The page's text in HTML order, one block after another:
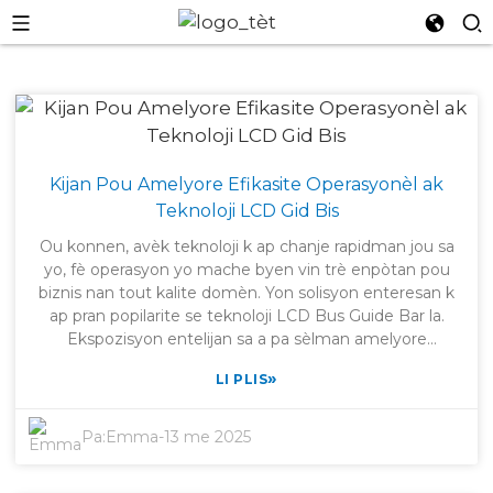
Kijan Pou Amelyore Efikasite Operasyonèl ak
Teknoloji LCD Gid Bis
Ou konnen, avèk teknoloji k ap chanje rapidman jou sa
yo, fè operasyon yo mache byen vin trè enpòtan pou
biznis nan tout kalite domèn. Yon solisyon enteresan k
ap pran popilarite se teknoloji LCD Bus Guide Bar la.
Ekspozisyon entelijan sa a pa sèlman amelyore
pi efikasman nan sistèm transpò piblik yo. Lè yo itilize
yo okouran ak dènye enfòmasyon an tan reyèl ak
enfòmasyon enpòtan, ki vrèman ede fè vwayaj yo pi
LI PLIS»
Pa:Emma-13 me 2025